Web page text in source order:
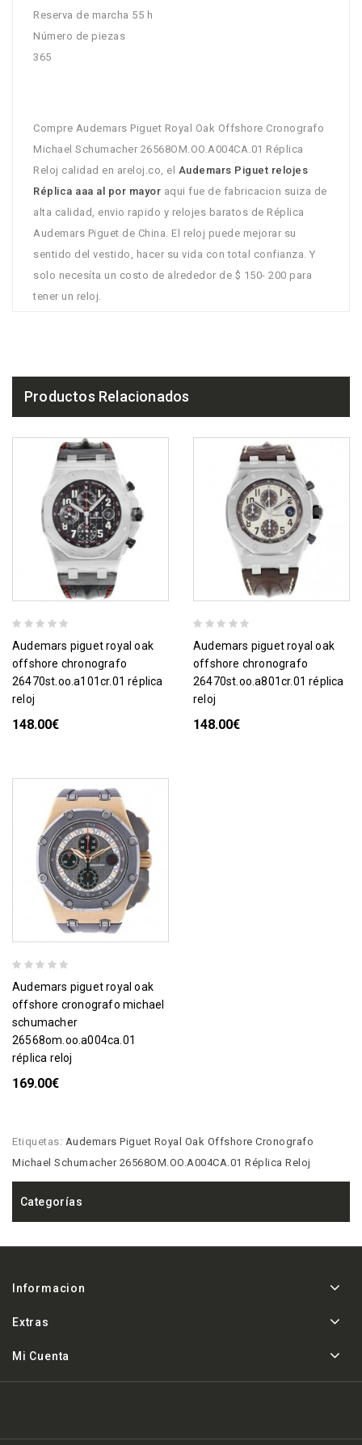
Reserva de marcha 55 h
Número de piezas
365
Compre Audemars Piguet Royal Oak Offshore Cronografo
Michael Schumacher 26568OM.OO.A004CA.01 Réplica
Reloj calidad en areloj.co, el Audemars Piguet relojes
Réplica aaa al por mayor aqui fue de fabricacion suiza de
alta calidad, envio rapido y relojes baratos de Réplica
Audemars Piguet de China. El reloj puede mejorar su
sentido del vestido, hacer su vida con total confianza. Y
solo necesíta un costo de alrededor de $ 150- 200 para
tener un reloj.
Productos Relacionados
audemars piguet royal oak
offshore chronografo
26470st.oo.a101cr.01 réplica
reloj
148.00€
audemars piguet royal oak
offshore chronografo
26470st.oo.a801cr.01 réplica
reloj
148.00€
audemars piguet royal oak
offshore cronografo michael
schumacher
26568om.oo.a004ca.01
réplica reloj
169.00€
Etiquetas: Audemars Piguet Royal Oak Offshore Cronografo
Michael Schumacher 26568OM.OO.A004CA.01 Réplica Reloj
Categorías
Informacion
Extras
Mi Cuenta